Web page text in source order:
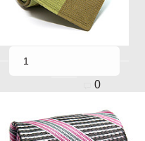
0
Закінчується